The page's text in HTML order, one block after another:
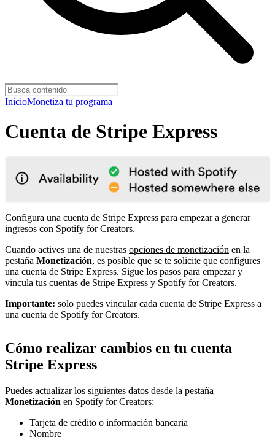
InicioMonetiza tu programa
Cuenta de Stripe Express
Configura una cuenta de Stripe Express para empezar a generar
ingresos con Spotify for Creators.
Cuando actives una de nuestras opciones de monetización en la
pestaña Monetización, es posible que se te solicite que configures
una cuenta de Stripe Express. Sigue los pasos para empezar y
vincula tus cuentas de Stripe Express y Spotify for Creators.
Importante: solo puedes vincular cada cuenta de Stripe Express a
una cuenta de Spotify for Creators.
Cómo realizar cambios en tu cuenta
Stripe Express
Puedes actualizar los siguientes datos desde la pestaña
Monetización en Spotify for Creators:
Tarjeta de crédito o información bancaria
Nombre